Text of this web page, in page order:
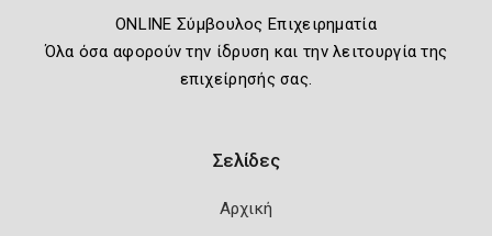
ONLINE Σύμβουλος Επιχειρηματία
Όλα όσα αφορούν την ίδρυση και την λειτουργία της
επιχείρησής σας.
Σελίδες
Αρχική